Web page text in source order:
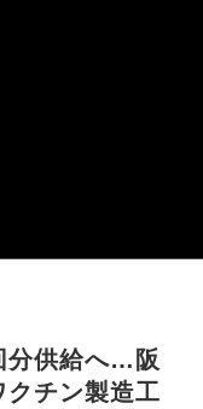
分供給へ…阪
クチン製造工